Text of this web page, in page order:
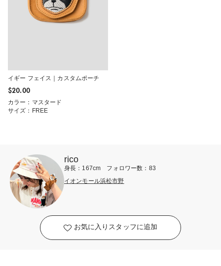
イギー フェイス｜カスタムポーチ
$‌20.00
カラー：マスタード
サイズ：FREE
rico
身長：167cm フォロワー数：83
イオンモール浜松市野
お気に入りスタッフに追加